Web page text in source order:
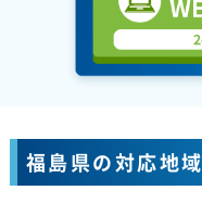
福島県の対応地域